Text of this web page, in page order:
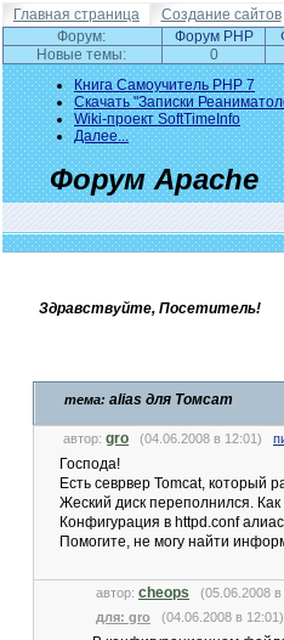
Главная страница Создание сайтов
Форум:
Форум PHP
Новые темы:
0
Книга Самоучитель PHP 7
Скачать "Записки
Wiki-проект SoftTimeInfo
Далее...
Форум Apache
Здравствуйте, Посетитель!
тема: alias для Томсат
автор: gro (04.06.2008 в 12:01)
Господа!
Есть севрвер Tomcat, который
Жеский диск переполнился. Как
Конфигурация в httpd.conf
Помогите, не могу найти
автор: cheops (05.06.2008
для: gro (04.06.2008 в 12:01)